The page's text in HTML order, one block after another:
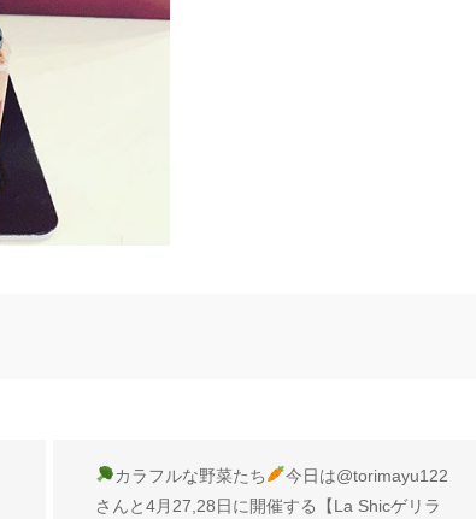
カラフルな野菜たち
今日は @torimayu122
さんと 4月27,28日に開催する 【La Shicゲリラ